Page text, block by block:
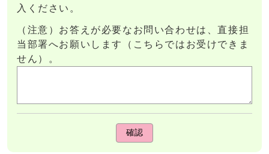
入ください。
（注意）お答えが必要なお問い合わせは、直接担
当部署へお願いします（こちらではお受けできま
せん）。
確認